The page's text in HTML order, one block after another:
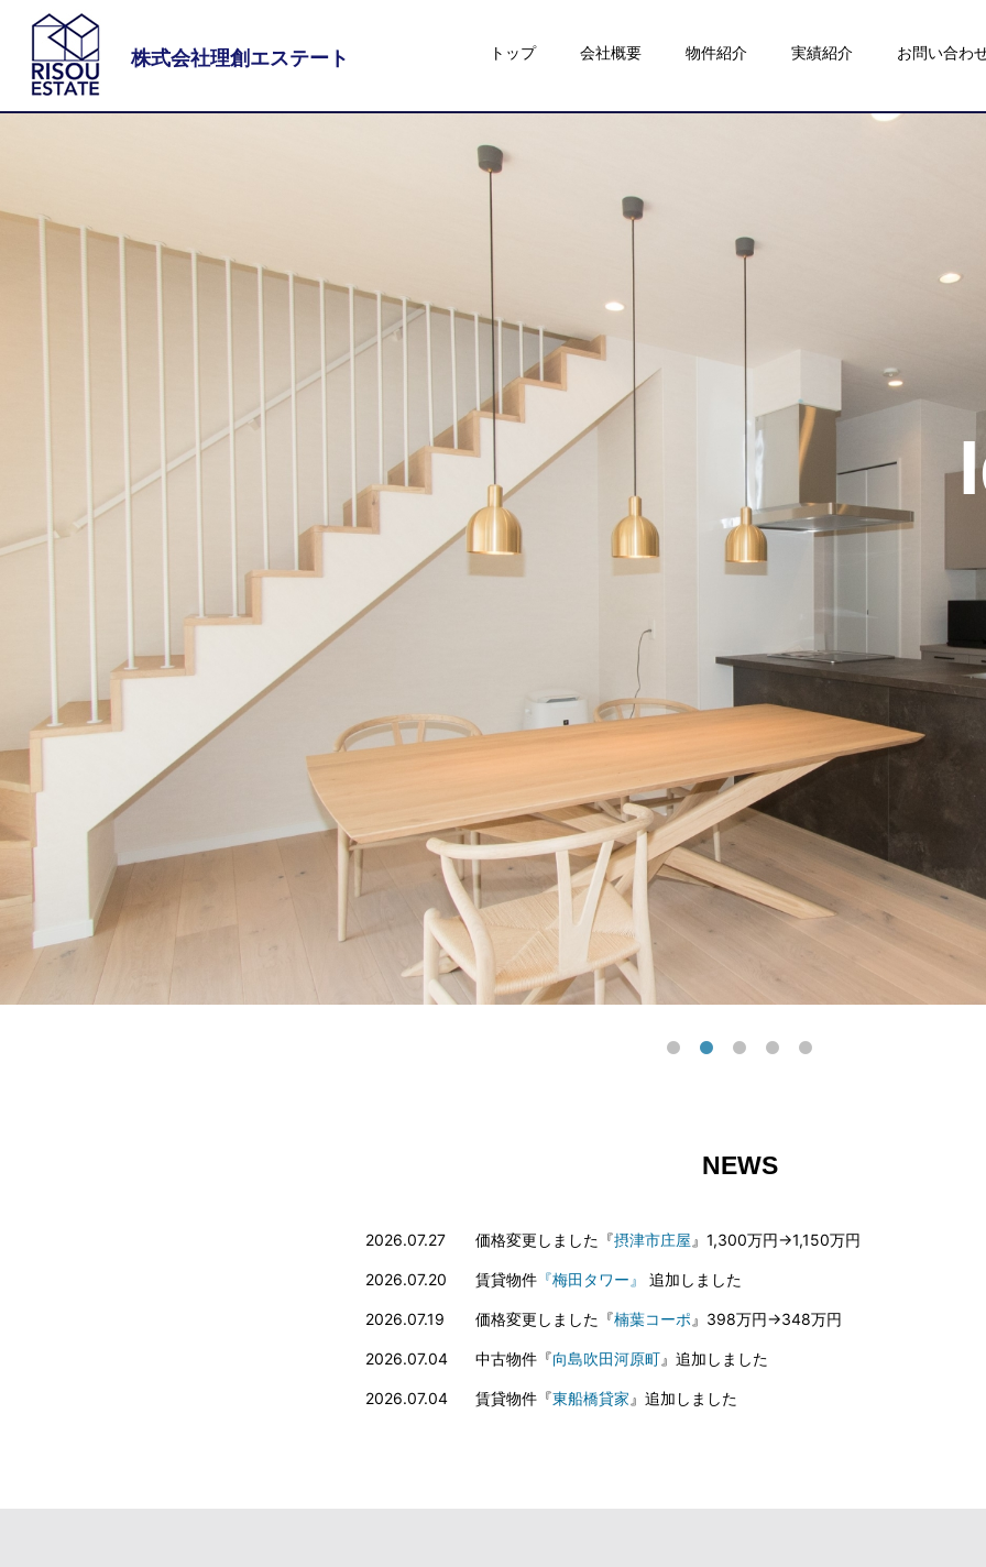
株式会社理創エステート トップ 会社概要 物件紹介 実績紹介 お問い合わ
NEWS
2026.07.27 価格変更しました『摂津市庄屋 』1,300万円→1,150万円
2026.07.20 賃貸物件 『梅田タワー』 追加しました
2026.07.19 価格変更しました『楠葉コーポ 』398万円→348万円
2026.07.04 中古物件『向島吹田河原町』追加しました
2026.07.04 賃貸物件『東船橋貸家 』追加しました